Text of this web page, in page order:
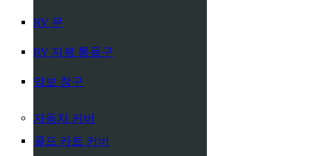
RV 문
RV 지붕 통풍구
양보 창구
자동차 커버
골프 카트 커버